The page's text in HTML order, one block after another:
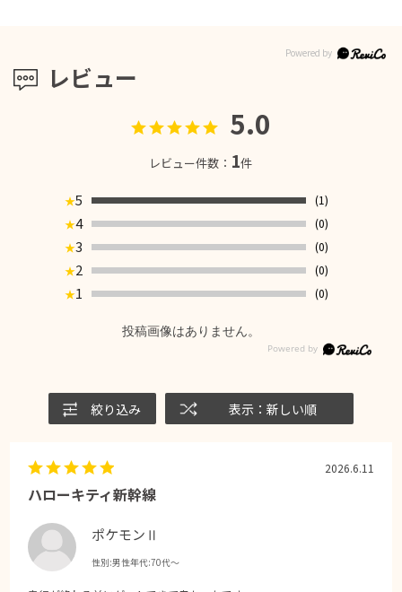
レビュー
5.0
レビュー件数： 1件
★5
(1)
★4
(0)
★3
(0)
★2
(0)
★1 (0)
投稿画像はありません。
絞り込み 表示：新しい順
ハローキティ新幹線
ポケモンⅡ
性別:男性年代:70代～
2026.6.11